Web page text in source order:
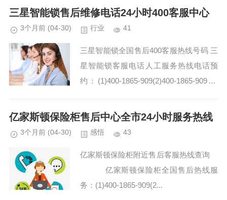
(2)400-1865-909...
三星智能锁售后维修电话24小时400客服中心
3个月前 (04-30) 行业 41
三星智能锁全国售后400客服热线号码 三
星智能锁客服电话人工服务热线电话预
约：(1)400-1865-909(2)400-1865-909 三
细心，让我...
亿家斯顿保险柜售后中心全市24小时服务热线
3个月前 (04-30) 感悟 43
亿家斯顿保险柜附近售后客服热线查询
亿家斯顿保险柜全国售后热线服
务：(1)400-1865-909(2...